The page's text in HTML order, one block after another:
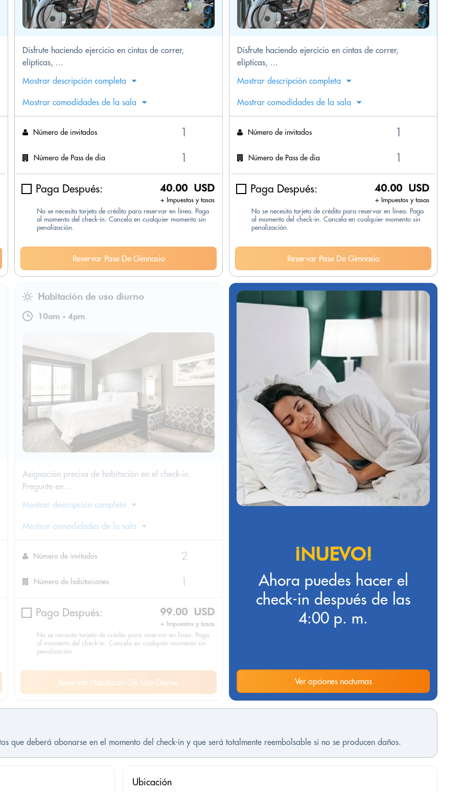
Disfrute haciendo ejercicio en cintas de correr,
elípticas, ...
Mostrar descripción completa
Mostrar comodidades de la sala
Número de invitados
Número de Pass de dia
Paga Después: 40.00 USD
+ Impuestos y tasas
No se necesita tarjeta de crédito para reservar en línea. Paga
al momento del check-in. Cancela en cualquier momento sin
penalización.
Reservar Pase De Gimnasio
Disfrute haciendo ejercicio en cintas de correr,
elípticas, ...
Mostrar descripción completa
Mostrar comodidades de la sala
Número de invitados
Número de Pass de dia
Paga Después: 40.00 USD
+ Impuestos y tasas
No se necesita tarjeta de crédito para reservar en línea. Paga
al momento del check-in. Cancela en cualquier momento sin
penalización.
Reservar Pase De Gimnasio
Habitación de uso diurno
10am - 4pm
Asignación precisa de habitación en el check-in.
Pregunte en...
Mostrar descripción completa
Mostrar comodidades de la sala
Número de invitados
Número de habitaciones
Paga Después: 99.00 USD
+ Impuestos y tasas
No se necesita tarjeta de crédito para reservar en línea. Paga
al momento del check-in. Cancela en cualquier momento sin
penalización.
Reservar Habitación De Uso Diurno
¡NUEVO!
Ahora puedes hacer el
check-in después de las
4:00 p. m.
Ver opciones nocturnas
que deberá abonarse en el momento del check-in y que será totalmente reembolsable si no se producen daños.
Ubicación